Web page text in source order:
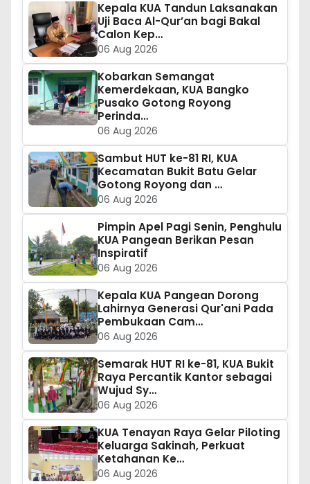
Kepala KUA Tandun Laksanakan
Uji Baca Al-Qur’an bagi Bakal
Calon Kep…
06 Aug 2026
Kobarkan Semangat
Kemerdekaan, KUA Bangko
Pusako Gotong Royong
Perinda…
06 Aug 2026
Sambut HUT ke-81 RI, KUA
Kecamatan Bukit Batu Gelar
Gotong Royong dan …
06 Aug 2026
Pimpin Apel Pagi Senin, Penghulu
KUA Pangean Berikan Pesan
Inspiratif
06 Aug 2026
Kepala KUA Pangean Dorong
Lahirnya Generasi Qur'ani Pada
Pembukaan Cam…
06 Aug 2026
Semarak HUT RI ke-81, KUA Bukit
Raya Percantik Kantor sebagai
Wujud Sy…
06 Aug 2026
KUA Tenayan Raya Gelar Piloting
Keluarga Sakinah, Perkuat
Ketahanan Ke…
06 Aug 2026